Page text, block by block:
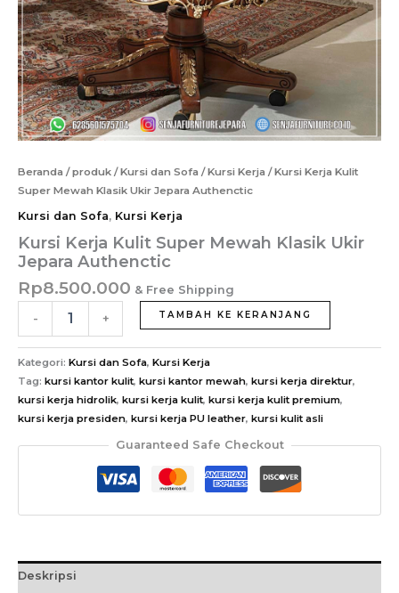
Beranda /produk /Kursi dan Sofa /Kursi Kerja / Kursi Kerja Kulit
Super Mewah Klasik Ukir Jepara Authenctic
Kursi dan Sofa, Kursi Kerja
Kursi Kerja Kulit Super Mewah Klasik Ukir
Jepara Authenctic
Rp8.500.000 & Free Shipping
-
Kerja
Kulit
Super
Mewah
Klasik
Jepara
+ TAMBAH KE KERANJANG
Kategori: Kursi dan Sofa, Kursi Kerja
Tag: kursi kantor kulit, kursi kantor mewah, kursi kerja direktur,
kursi kerja hidrolik, kursi kerja kulit, kursi kerja kulit premium,
kursi kerja presiden, kursi kerja PU leather, kursi kulit asli
Guaranteed Safe Checkout
Deskripsi